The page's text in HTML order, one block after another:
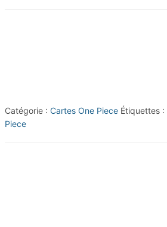
C
Catégorie : Cartes One Piece Étiquettes :
Piece